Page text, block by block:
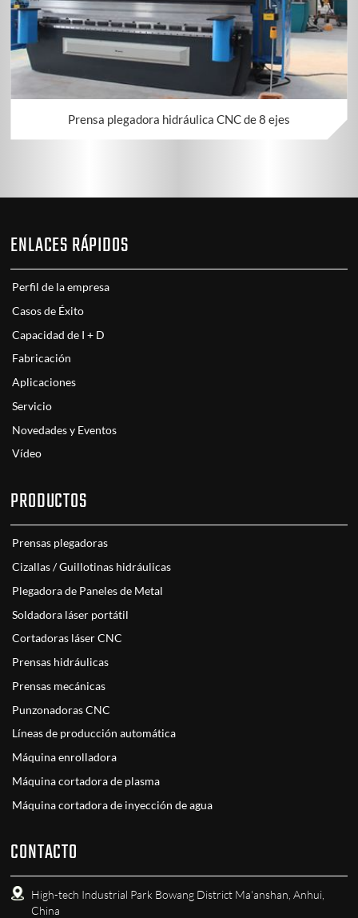
Prensa plegadora hidráulica CNC de 8 ejes
ENLACES RÁPIDOS
Perfil de la empresa
Casos de Éxito
Capacidad de I + D
Fabricación
Aplicaciones
Servicio
Novedades y Eventos
Vídeo
PRODUCTOS
Prensas plegadoras
Cizallas / Guillotinas hidráulicas
Plegadora de Paneles de Metal
Soldadora láser portátil
Cortadoras láser CNC
Prensas hidráulicas
Prensas mecánicas
Punzonadoras CNC
Líneas de producción automática
Máquina enrolladora
Máquina cortadora de plasma
Máquina cortadora de inyección de agua
CONTACTO
High-tech Industrial Park Bowang District Ma'anshan, Anhui,
China